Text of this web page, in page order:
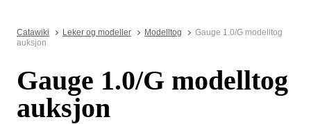
Catawiki Leker og modeller Modelltog
Gauge 1.0/G modelltog
auksjon
Gauge 1.0/G modelltog
auksjon